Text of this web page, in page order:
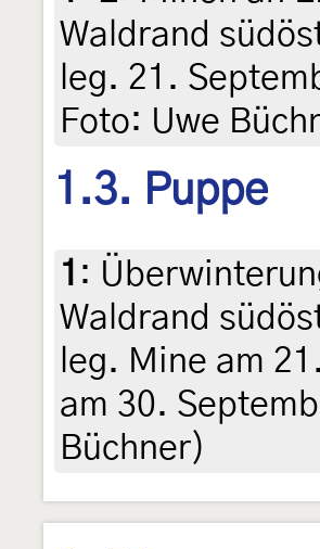
Waldrand
leg. 21.
Foto: Uwe
1.3. Puppe
1 :
Waldrand
leg. Mine am
am 30.
Büchner)